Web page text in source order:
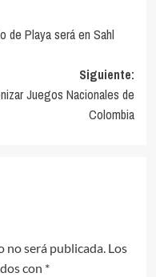
de Playa será en Sahl
Siguiente:
Juegos Nacionales de
Colombia
no será publicada. Los
con *